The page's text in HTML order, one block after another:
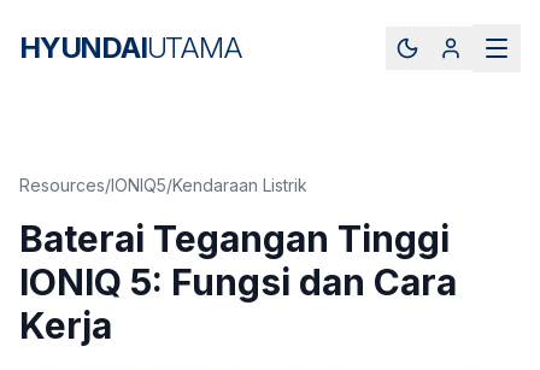
HYUNDAIUTAMA
Resources/IONIQ5/Kendaraan Listrik
Baterai Tegangan Tinggi
IONIQ 5: Fungsi dan Cara
Kerja